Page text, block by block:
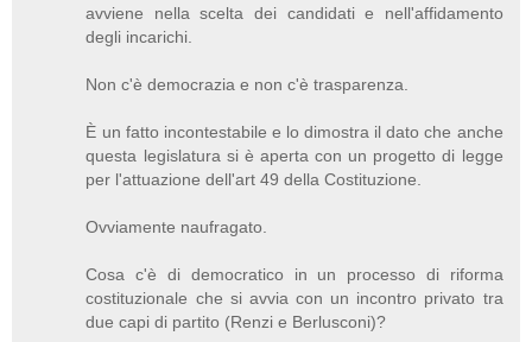
avviene nella scelta dei candidati e nell'affidamento
degli incarichi.
Non c'è democrazia e non c'è trasparenza.
È un fatto incontestabile e lo dimostra il dato che anche
questa legislatura si è aperta con un progetto di legge
per l'attuazione dell'art 49 della Costituzione.
Ovviamente naufragato.
Cosa c'è di democratico in un processo di riforma
costituzionale che si avvia con un incontro privato tra
due capi di partito (Renzi e Berlusconi)?